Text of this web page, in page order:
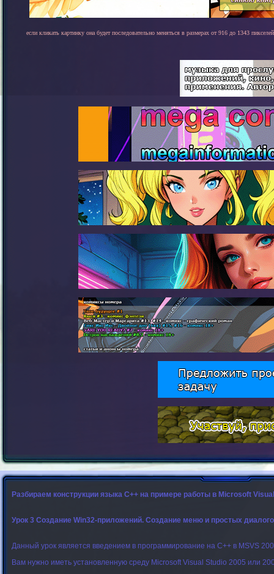
если кликать картинку она будет последовательно меняться в размерах от 916 до 1343
Разбираем конструкции языка C++ на примере работы в Microsoft
Урок 3 Создание Win32-приложений. Создание меню и простых
Данный урок является введением в программирование на C++ в MSVS
Вам нужно иметь установленную среду Microsoft Visual Studio 2005 или